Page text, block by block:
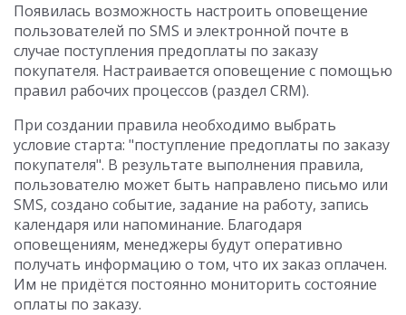
Появилась возможность настроить оповещение
пользователей по SMS и электронной почте в
случае поступления предоплаты по заказу
покупателя. Настраивается оповещение с помощью
правил рабочих процессов (раздел CRM).
При создании правила необходимо выбрать
условие старта: "поступление предоплаты по заказу
покупателя". В результате выполнения правила,
пользователю может быть направлено письмо или
SMS, создано событие, задание на работу, запись
календаря или напоминание. Благодаря
оповещениям, менеджеры будут оперативно
получать информацию о том, что их заказ оплачен.
Им не придётся постоянно мониторить состояние
оплаты по заказу.